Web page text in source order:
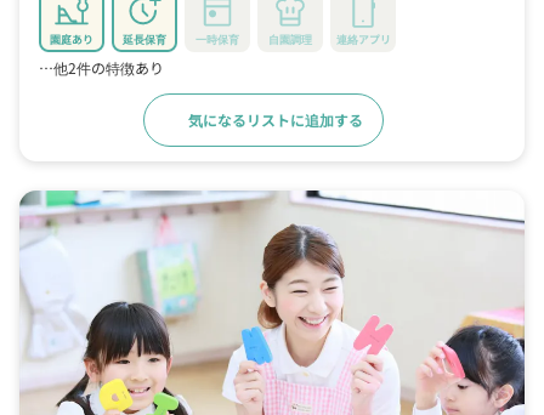
園庭あり 延長保育 一時保育 自園調理 連絡アプリ
…他2件の特徴あり
気になるリストに追加する